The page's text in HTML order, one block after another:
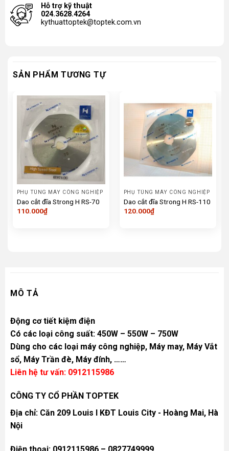
Hỗ trợ kỹ thuật
024.3628.4264
kythuattoptek@toptek.com.vn
SẢN PHẨM TƯƠNG TỰ
PHỤ TÙNG MÁY CÔNG NGHIỆP
Dao cắt đĩa Strong H RS-70
110.000₫
PHỤ TÙNG MÁY CÔNG NGHIỆP
Dao cắt đĩa Strong H RS-110
120.000₫
MÔ TẢ
Động cơ tiết kiệm điện
Có các loại công suất: 450W – 550W – 750W
Dùng cho các loại máy công nghiệp, Máy may, Máy Vắt
sổ, Máy Trần đè, Máy đính, ……
Liên hệ tư vấn: 0912115986
CÔNG TY CỔ PHẦN TOPTEK
Địa chỉ: Căn 209 Louis I KĐT Louis City - Hoàng Mai, Hà
Nội